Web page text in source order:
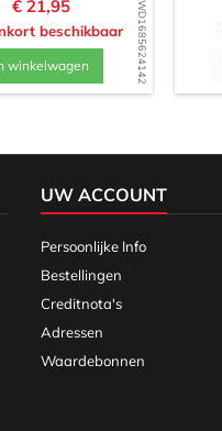
WD1685624142
Prijs
€ 21,95
beschikbaar
winkelwagen
UW ACCOUNT
Persoonlijke Info
Bestellingen
Creditnota's
Adressen
Waardebonnen